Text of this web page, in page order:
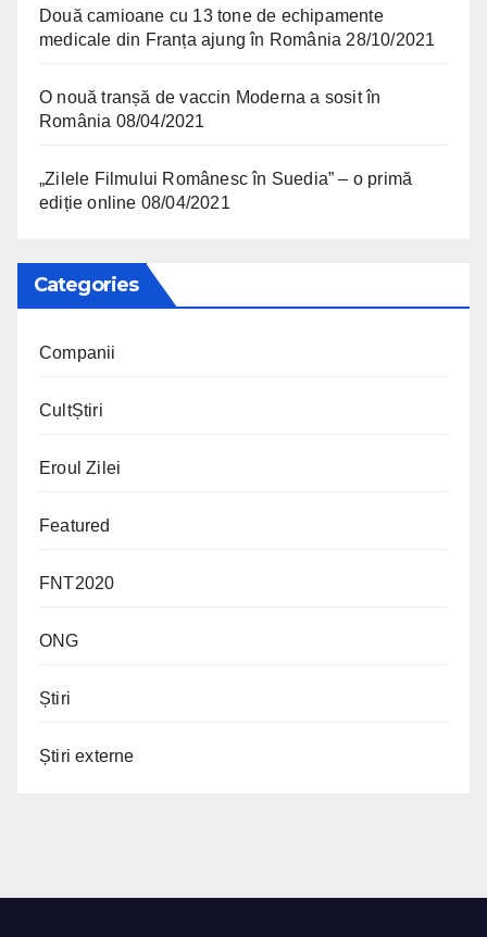
Două camioane cu 13 tone de echipamente
medicale din Franța ajung în România 28/10/2021
O nouă tranșă de vaccin Moderna a sosit în
România 08/04/2021
„Zilele Filmului Românesc în Suedia” – o primă
ediție online 08/04/2021
Categories
Companii
CultȘtiri
Eroul Zilei
Featured
FNT2020
ONG
Știri
Știri externe